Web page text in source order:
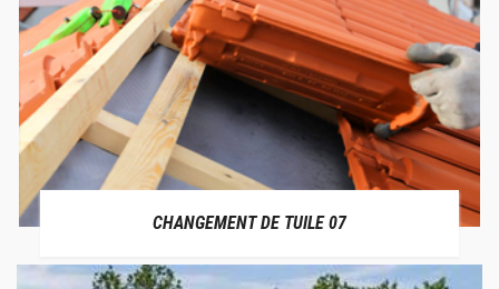
CHANGEMENT DE TUILE 07